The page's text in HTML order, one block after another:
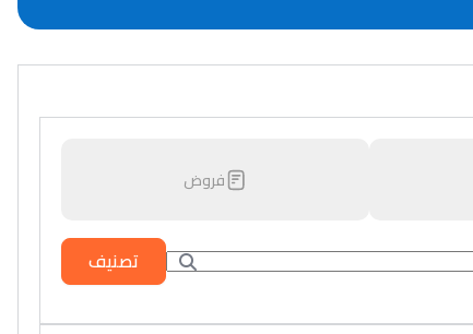
فروض
تصنيف